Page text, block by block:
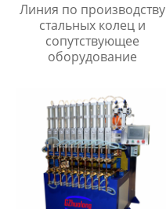
Линия по производству
стальных колец и
сопутствующее
оборудование